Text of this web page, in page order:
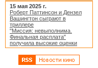
15 мая 2025 г.
Роберт Паттинсон и Дензел
Вашингтон сыграют в
триллере
"Миссия: невыполнима.
Финальная расплата"
получила высокие оценки